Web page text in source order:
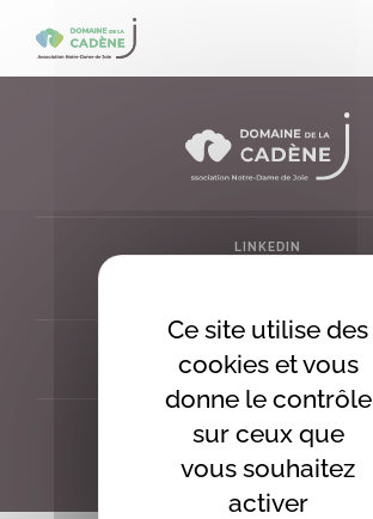
Ce site utilise des
cookies et vous
donne le contrôle
sur ceux que
vous souhaitez
activer
LINKEDIN
PLAN DU SITE
05 61 13 73 27
CONTACT@LACADENE.FR